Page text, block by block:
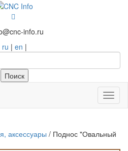
info.ru
ru | en |
аксессуары / Поднос "Овальный